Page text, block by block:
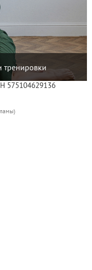
575104629136